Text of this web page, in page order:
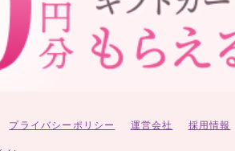
プライバシーポリシー 運営会社 採用情報